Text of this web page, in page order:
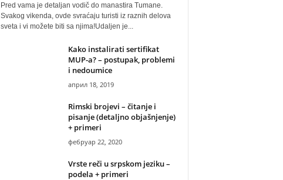
Pred vama je detaljan vodič do manastira Tumane.
Svakog vikenda, ovde svraćaju turisti iz raznih delova
sveta i vi možete biti sa njima!Udaljen je...
Kako instalirati sertifikat
MUP-a? – postupak, problemi
i nedoumice
април 18, 2019
Rimski brojevi – čitanje i
pisanje (detaljno objašnjenje)
+ primeri
фебруар 22, 2020
Vrste reči u srpskom jeziku –
podela + primeri